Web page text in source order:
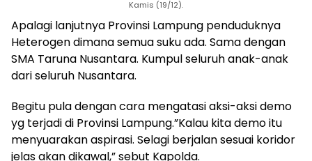
Kamis (19/12).
Apalagi lanjutnya Provinsi Lampung penduduknya
Heterogen dimana semua suku ada. Sama dengan
SMA Taruna Nusantara. Kumpul seluruh anak-anak
dari seluruh Nusantara.
Begitu pula dengan cara mengatasi aksi-aksi demo
yg terjadi di Provinsi Lampung.”Kalau kita demo itu
menyuarakan aspirasi. Selagi berjalan sesuai koridor
jelas akan dikawal,” sebut Kapolda.